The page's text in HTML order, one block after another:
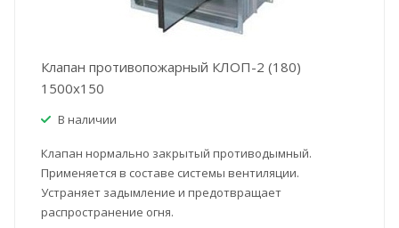
Клапан противопожарный КЛОП-2 (180)
1500x150
В наличии
Клапан нормально закрытый противодымный.
Применяется в составе системы вентиляции.
Устраняет задымление и предотвращает
распространение огня.